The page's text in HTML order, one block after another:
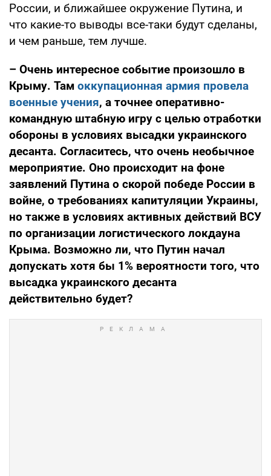
России, и ближайшее окружение Путина, и
что какие-то выводы все-таки будут сделаны,
и чем раньше, тем лучше.
– Очень интересное событие произошло в
Крыму. Там оккупационная армия провела
военные учения, а точнее оперативно-
командную штабную игру с целью отработки
обороны в условиях высадки украинского
десанта. Согласитесь, что очень необычное
мероприятие. Оно происходит на фоне
заявлений Путина о скорой победе России в
войне, о требованиях капитуляции Украины,
но также в условиях активных действий ВСУ
по организации логистического локдауна
Крыма. Возможно ли, что Путин начал
допускать хотя бы 1% вероятности того, что
высадка украинского десанта
действительно будет?